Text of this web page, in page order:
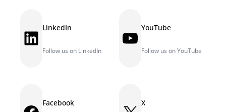
LinkedIn LinkedIn
Follow us on LinkedIn
YouTube YouTube
Follow us on YouTube
Facebook X